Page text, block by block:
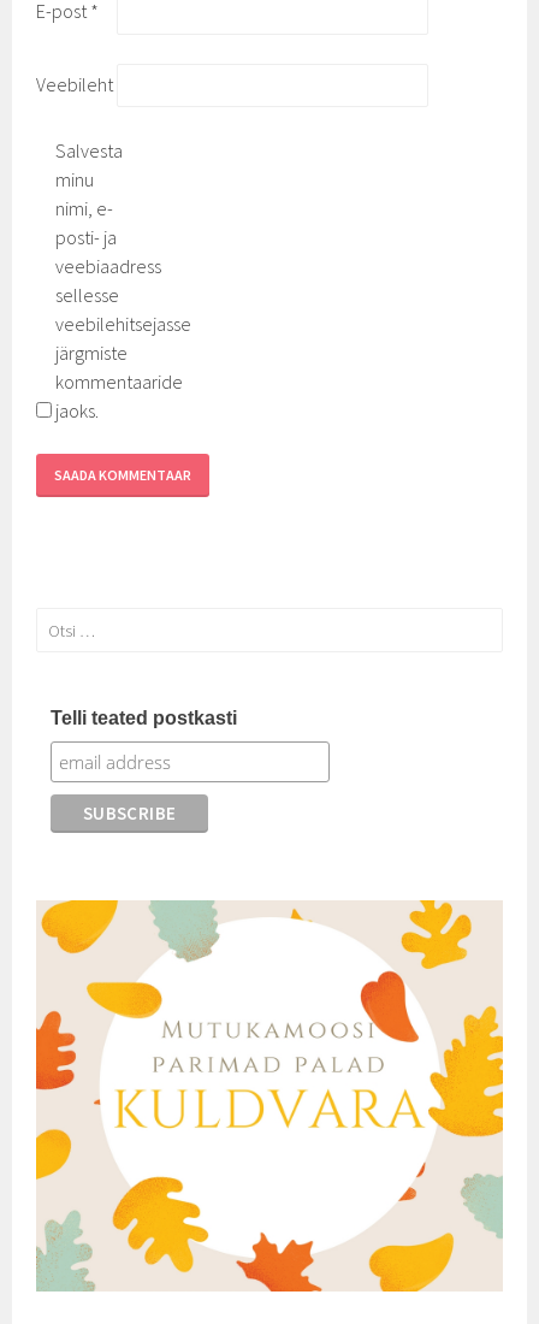
E-post*
Veebileht
Salvesta
minu
nimi, e-
posti- ja
veebiaadress
sellesse
veebilehitsejasse
järgmiste
kommentaaride
jaoks.
Otsi:
Telli teated postkasti